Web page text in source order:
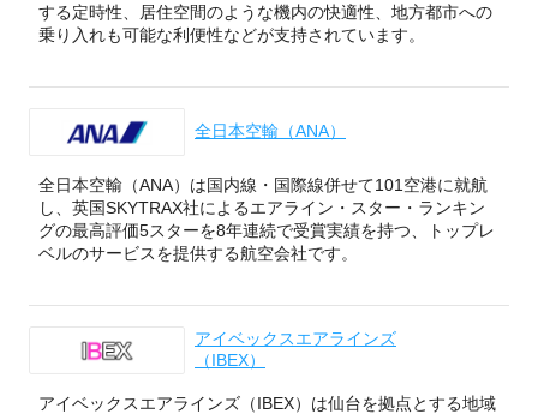
する定時性、居住空間のような機内の快適性、地方都市への
乗り入れも可能な利便性などが支持されています。
全日本空輸（ANA）
全日本空輸（ANA）は国内線・国際線併せて101空港に就航
し、英国SKYTRAX社によるエアライン・スター・ランキン
グの最高評価5スターを8年連続で受賞実績を持つ、トップレ
ベルのサービスを提供する航空会社です。
アイベックスエアラインズ
（IBEX）
アイベックスエアラインズ（IBEX）は仙台を拠点とする地域